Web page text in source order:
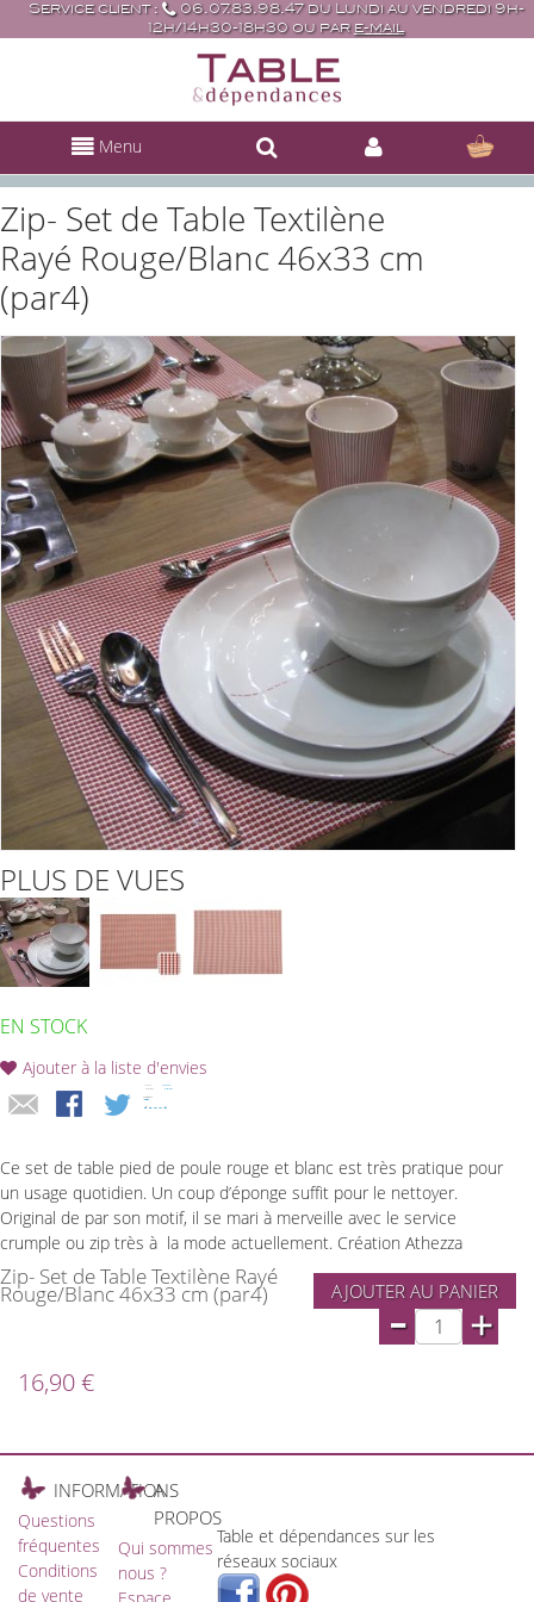
Service client :
06.07.83.98.47 du Lundi au vendredi 9h-
12h/14h30-18h30 ou par e-mail
Menu
Zip- Set de Table Textilène
Rayé Rouge/Blanc 46x33 cm
(par4)
PLUS DE VUES
EN STOCK
Ajouter à la liste d'envies
Ce set de table pied de poule rouge et blanc est très pratique pour
un usage quotidien. Un coup d’éponge suffit pour le nettoyer.
Original de par son motif, il se mari à merveille avec le service
crumple ou zip très à la mode actuellement. Création Athezza
Zip- Set de Table Textilène Rayé
Rouge/Blanc 46x33 cm (par4) AJOUTER AU PANIER
- +
16,90 €
INFORMATIONS
Questions
fréquentes
Conditions
de vente
A
PROPOS
Qui sommes
nous ?
Table et dépendances sur les
réseaux sociaux